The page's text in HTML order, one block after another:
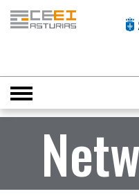
Toggle
navigation